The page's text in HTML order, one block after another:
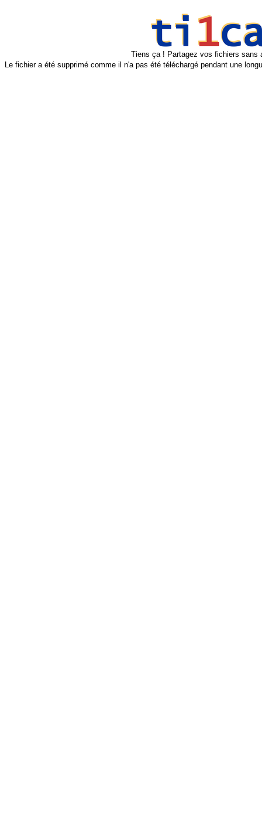
Tiens ça ! Partagez vos fichiers sans
Le fichier a été supprimé comme il n'a pas été téléchargé pendant une